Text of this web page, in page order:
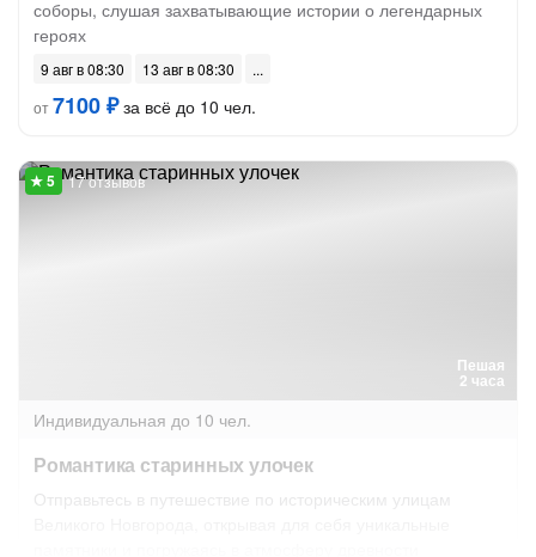
соборы, слушая захватывающие истории о легендарных
героях
9 авг в 08:30
13 авг в 08:30
от7100 ₽за всё до 10 чел.
Пешая
2 часа
17 отзывов
Индивидуальная до 10 чел.
Романтика старинных улочек
Отправьтесь в путешествие по историческим улицам